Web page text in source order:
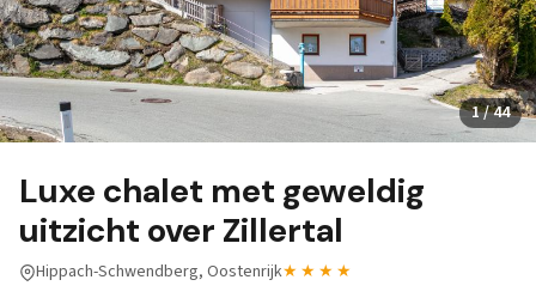
1 / 44
Luxe chalet met geweldig
uitzicht over Zillertal
Hippach-Schwendberg, Oostenrijk★★★★